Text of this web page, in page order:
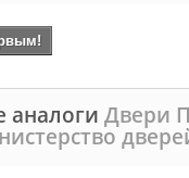
аналоги Двери